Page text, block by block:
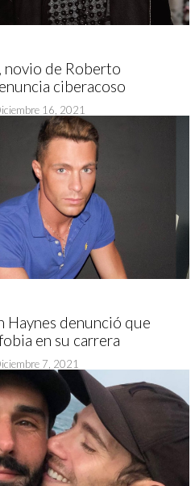
novio de Roberto
ciberacoso
16, 2021
Haynes denunció que
en su carrera
7, 2021